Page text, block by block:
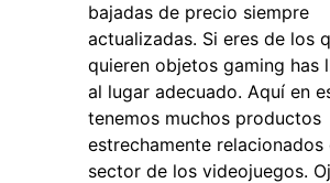
bajadas de precio siempre
actualizadas. Si eres de los
quieren objetos gaming has
al lugar adecuado. Aquí en
tenemos muchos productos
estrechamente relacionados
sector de los videojuegos.